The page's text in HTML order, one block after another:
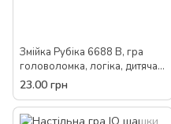
Змійка Рубіка 6688 B, гра
головоломка, логіка, дитяча
розвиваюча іграшка для
дітей та дорослих
23.00 грн